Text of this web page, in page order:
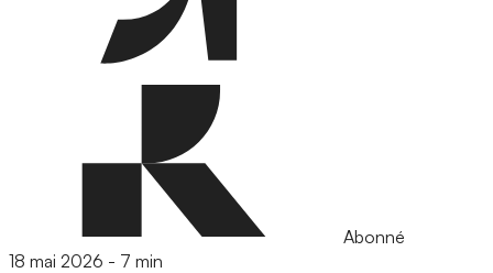
Abonné
18 mai 2026 - 7 min